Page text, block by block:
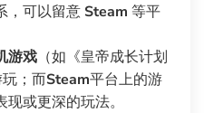
，可以留意 Steam 等平
游戏 （如《皇帝成长计划
；而Steam平台上的游
或更深的玩法。